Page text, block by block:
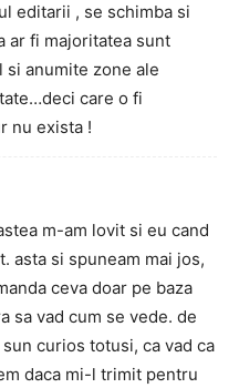
editarii , se schimba si
ar fi majoritatea sunt
anumite zone ale
care o fi
nu exista !
m-am lovit si eu cand
asta si spuneam mai jos,
ceva doar pe baza
sa vad cum se vede. de
curios totusi, ca vad ca
daca mi-l trimit pentru